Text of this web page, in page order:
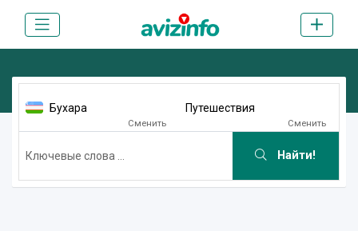
Бухара
Сменить
Путешествия
Сменить
Найти!